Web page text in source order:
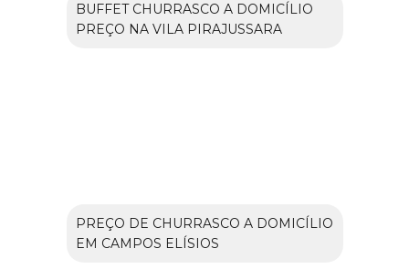
BUFFET CHURRASCO A DOMICÍLIO
PREÇO NA VILA PIRAJUSSARA
PREÇO DE CHURRASCO A DOMICÍLIO
EM CAMPOS ELÍSIOS